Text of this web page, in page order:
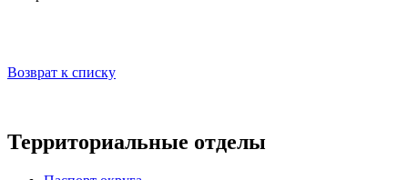
Возврат к списку
Территориальные отделы